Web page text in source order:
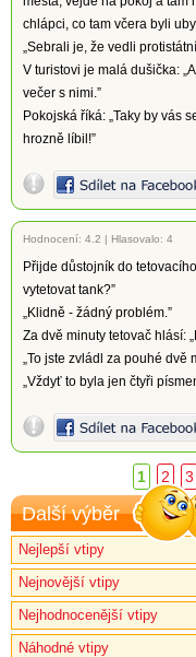
chlápci, co tam včera byli
„Sebrali je, že vedli
V turistovi je malá dušička:
večer s nimi.”
Pokojská říká: „Taky by vás
hrozně líbil!”
Hodnocení: 4.2 | Hlasovalo: 4
Přijde důstojník do
vytetovat tank?”
„Klidně - žádný problém.”
Za dvě minuty tetovač hlásí:
„To jste zvládl za pouhé dvě
„Vždyť to byla jen čtyři
1 2 3
Další výběr
Nejlepší vtipy
Nejnovější vtipy
Nejhodnocenější vtipy
Náhodné vtipy